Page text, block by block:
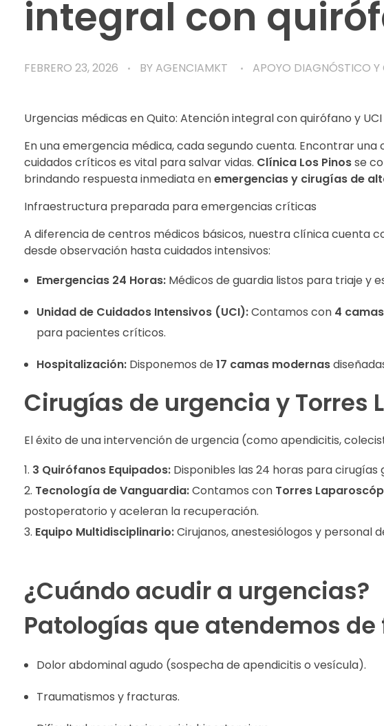
integral con
FEBRERO 23, 2026 BYAGENCIAMKT APOYO DIAGNÓSTICO Y
Urgencias médicas en Quito: Atención integral con quirófano y
En una emergencia médica, cada segundo cuenta. Encontrar
cuidados críticos es vital para salvar vidas. Clínica Los Pinosse
brindando respuesta inmediata enemergencias y cirugías de
Infraestructura preparada para emergencias críticas
A diferencia de centros médicos básicos, nuestra clínica cuenta
desde observación hasta cuidados intensivos:
Emergencias 24 Horas:Médicos de guardia listos para triaje y
Unidad de Cuidados Intensivos (UCI):Contamos con 4
para pacientes críticos.
Hospitalización:Disponemos de 17 camas modernas
Cirugías de urgencia y Torres
El éxito de una intervención de urgencia (como apendicitis,
3 Quirófanos Equipados: Disponibles las 24 horas para cirugías
Tecnología de Vanguardia:Contamos con Torres
postoperatorio y aceleran la recuperación.
Equipo Multidisciplinario:Cirujanos, anestesiólogos y
¿Cuándo acudir a urgencias?
Patologías que atendemos
Dolor abdominal agudo (sospecha de apendicitis o vesícula).
Traumatismos y fracturas.